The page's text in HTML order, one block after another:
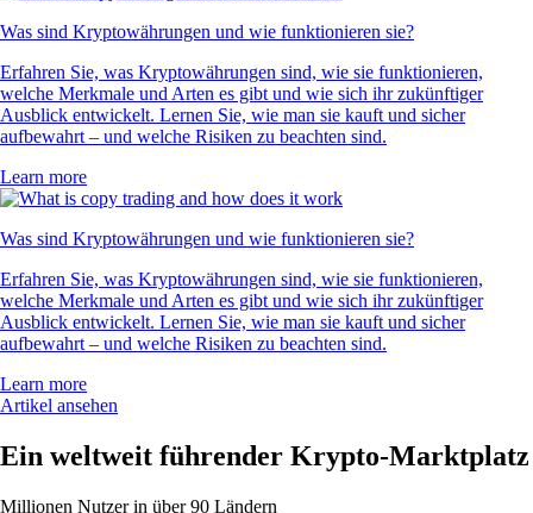
Was sind Kryptowährungen und wie funktionieren sie?
Erfahren Sie, was Kryptowährungen sind, wie sie funktionieren,
welche Merkmale und Arten es gibt und wie sich ihr zukünftiger
Ausblick entwickelt. Lernen Sie, wie man sie kauft und sicher
aufbewahrt – und welche Risiken zu beachten sind.
Learn more
Was sind Kryptowährungen und wie funktionieren sie?
Erfahren Sie, was Kryptowährungen sind, wie sie funktionieren,
welche Merkmale und Arten es gibt und wie sich ihr zukünftiger
Ausblick entwickelt. Lernen Sie, wie man sie kauft und sicher
aufbewahrt – und welche Risiken zu beachten sind.
Learn more
Artikel ansehen
Ein weltweit führender Krypto-Marktplatz
Millionen Nutzer in über 90 Ländern